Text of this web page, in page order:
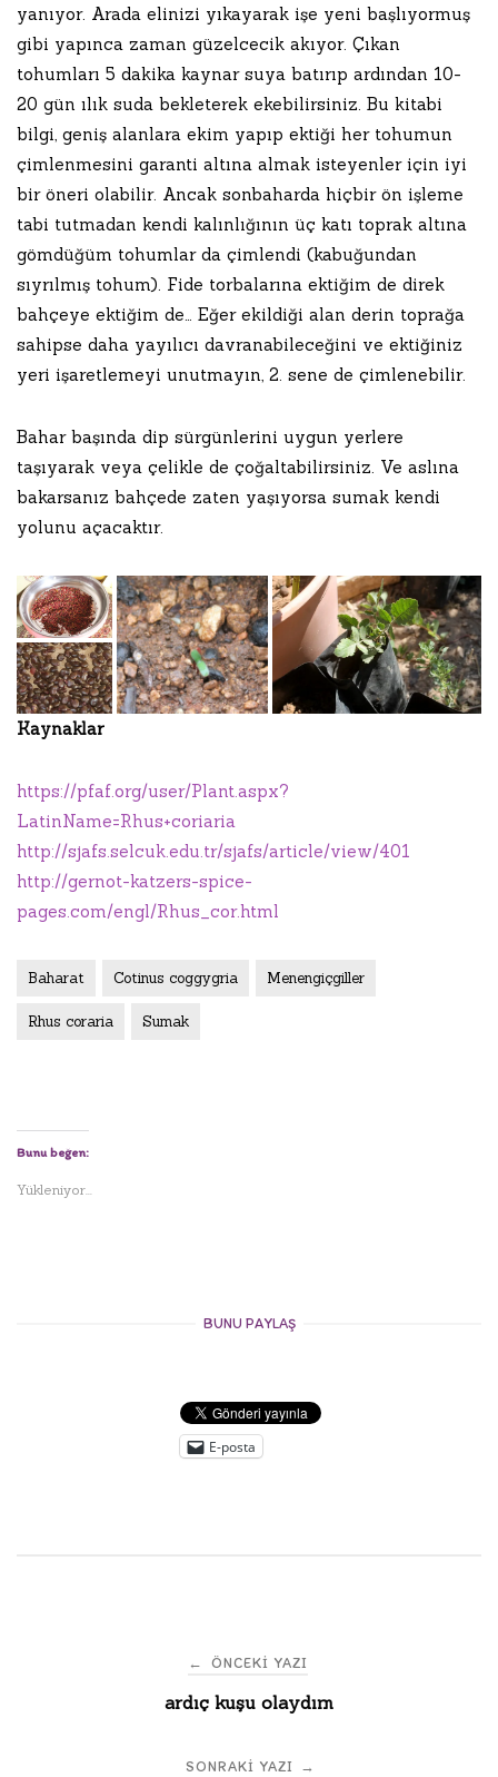
yanıyor. Arada elinizi yıkayarak işe yeni başlıyormuş
gibi yapınca zaman güzelcecik akıyor. Çıkan
tohumları 5 dakika kaynar suya batırıp ardından 10-
20 gün ılık suda bekleterek ekebilirsiniz. Bu kitabi
bilgi, geniş alanlara ekim yapıp ektiği her tohumun
çimlenmesini garanti altına almak isteyenler için iyi
bir öneri olabilir. Ancak sonbaharda hiçbir ön işleme
tabi tutmadan kendi kalınlığının üç katı toprak altına
gömdüğüm tohumlar da çimlendi (kabuğundan
sıyrılmış tohum). Fide torbalarına ektiğim de direk
bahçeye ektiğim de… Eğer ekildiği alan derin toprağa
sahipse daha yayılıcı davranabileceğini ve ektiğiniz
yeri işaretlemeyi unutmayın, 2. sene de çimlenebilir.
Bahar başında dip sürgünlerini uygun yerlere
taşıyarak veya çelikle de çoğaltabilirsiniz. Ve aslına
bakarsanız bahçede zaten yaşıyorsa sumak kendi
yolunu açacaktır.
Kaynaklar
https://pfaf.org/user/Plant.aspx?
LatinName=Rhus+coriaria
http://sjafs.selcuk.edu.tr/sjafs/article/view/401
http://gernot-katzers-spice-
pages.com/engl/Rhus_cor.html
Baharat Cotinus coggygria Menengiçgiller
Rhus coraria Sumak
Bunu beğen:
Yükleniyor...
BUNU PAYLAŞ
E-posta
← ÖNCEKI YAZI
ardıç kuşu olaydım
SONRAKI YAZI →